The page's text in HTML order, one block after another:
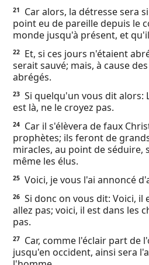
21
Car alors, la détresse sera
point eu de pareille depuis le
monde jusqu'à présent, et
22
Et, si ces jours n'étaient
serait sauvé; mais, à cause
abrégés.
23 Si quelqu'un vous dit alors:
est là, ne le croyez pas.
24
Car il s'élèvera de faux
prophètes; ils feront de
miracles, au point de séduire,
même les élus.
25 Voici, je vous l'ai annoncé
26 Si donc on vous dit: Voici, il
allez pas; voici, il est dans les
pas.
27
Car, comme l'éclair part de
jusqu'en occident, ainsi sera